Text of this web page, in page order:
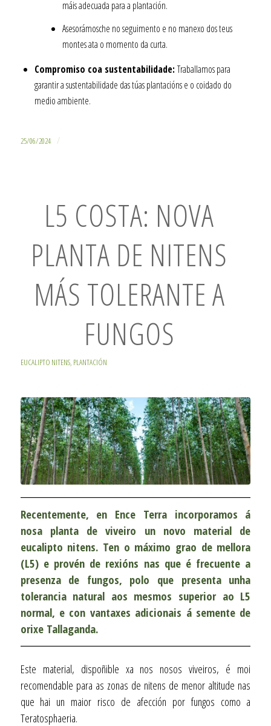
máis adecuada para a plantación.
Asesorámosche no seguimento e no manexo dos teus
montes ata o momento da curta.
Compromiso coa sustentabilidade:Traballamos para
garantir a sustentabilidade das túas plantacións e o coidado do
medio ambiente.
25/06/2024 /
L5 COSTA: NOVA
PLANTA DE NITENS
MÁS TOLERANTE A
FUNGOS
EUCALIPTO NITENS, PLANTACIÓN
Recentemente, en Ence Terra incorporamos á
nosa planta de viveiro un novo material de
eucalipto nitens. Ten o máximo grao de mellora
(L5) e provén de rexións nas que é frecuente a
presenza de fungos, polo que presenta unha
tolerancia natural aos mesmos superior ao L5
normal, e con vantaxes adicionais á semente de
orixe Tallaganda.
Este material, dispoñible xa nos nosos viveiros, é moi
recomendable para as zonas de nitens de menor altitude nas
que hai un maior risco de afección por fungos como a
Teratosphaeria.